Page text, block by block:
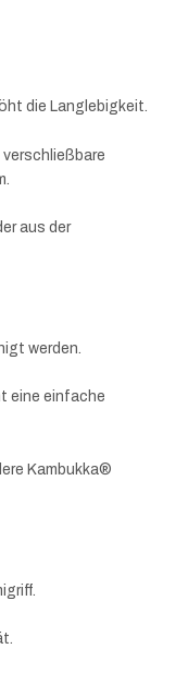
die Langlebigkeit.
aus der
werden.
eine einfache
Kambukka®